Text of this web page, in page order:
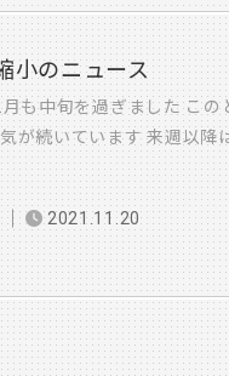
小のニュース
も中旬を過ぎました こ
が続いています 来週以降
いといけません さて今週
バーチェ荏隈会場、挾間
を含めて 最新版のアイビ
宅ローン減税 控除率縮
いますが 今度の税制改
ただし0.7％になっても
の総額は維持される方向
2021.11.20